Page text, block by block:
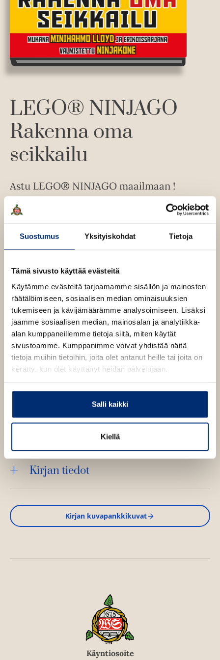
Suostumus Yksityiskohdat Tietoja
Tämä sivusto käyttää evästeitä
Käytämme evästeitä tarjoamamme sisällön ja mainosten
räätälöimiseen, sosiaalisen median ominaisuuksien
tukemiseen ja kävijämäärämme analysoimiseen. Lisäksi
jaamme sosiaalisen median, mainosalan ja analytiikka-
alan kumppaneillemme tietoja siitä, miten käytät
sivustoamme. Kumppanimme voivat yhdistää näitä
tietoja muihin tietoihin, joita olet antanut heille tai joita on
kerätty, kun olet käyttänyt heidän palvelujaan.
Salli kaikki
Kiellä
LEGO® NINJAGO
Rakenna oma
seikkailu
Astu LEGO® NINJAGO maailmaan !
Valmistaudu omaan Ninja-seikkailuusi tämän
kaikenlaista uutta jännittävästä LEGO NINJAGO
maailmasta. LEGO NINJAGO Rakenna oma seikkailu -
jännittävien tarinoiden yhdistelmä. Kirjan viidessä
luvussa on kymmenen sivua innostavia
rakennusideoita. Kussakin luvussa kaikki tai lähes
kaikki luvun LEGO mallit on koottu hauskaksi
kokonaisuudeksi loppuaukeamalle.Kirjan mukana
tulee yhteensä 74 palikkaa, joista voi rakentaa kautta
kirjan esiintyvän mallin - se eivät ole erikseen
myytävänä.
Ninja-aiheisen mallin. Malli-ideat innostavat eri-
ikäisiä ja -tasoisia lukijoita: mukana on sopiva
valikoima helppoja, keksivaikeita ja haastavia malleja.
Kirjan tiedot
Kirjan kuvapankkikuvat
Käyntiosoite